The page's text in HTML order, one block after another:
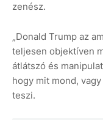
zenész.
„Donald Trump az
teljesen objektíven
átlátszó és
hogy mit mond,
teszi.